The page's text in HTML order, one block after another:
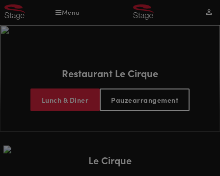
Overslaan
en
naar
Menu
Mijn
Restaurant Le Cirque
Lunch & Diner Pauzearrangement
Le Cirque